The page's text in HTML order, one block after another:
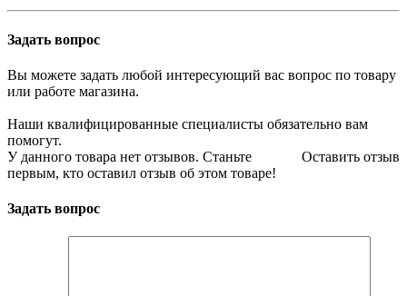
Задать вопрос
Вы можете задать любой интересующий вас вопрос по товару
или работе магазина.
Наши квалифицированные специалисты обязательно вам
помогут.
Оставить отзыв
У данного товара нет отзывов. Станьте
первым, кто оставил отзыв об этом товаре!
Задать вопрос